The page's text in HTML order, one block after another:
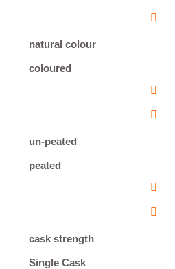
natural colour
coloured
un-peated
peated
cask strength
Single Cask